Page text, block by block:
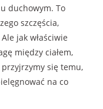
duchowym. To
szczęścia,
jak właściwie
między ciałem,
się temu,
na co